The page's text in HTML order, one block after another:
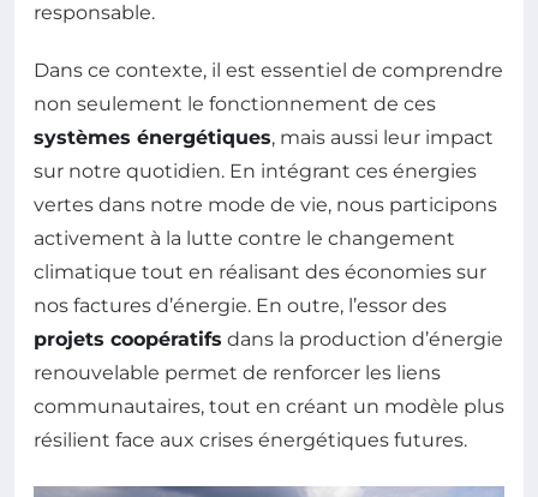
responsable.
Dans ce contexte, il est essentiel de comprendre
non seulement le fonctionnement de ces
systèmes énergétiques, mais aussi leur impact
sur notre quotidien. En intégrant ces énergies
vertes dans notre mode de vie, nous participons
activement à la lutte contre le changement
climatique tout en réalisant des économies sur
nos factures d’énergie. En outre, l’essor des
projets coopératifs dans la production d’énergie
renouvelable permet de renforcer les liens
communautaires, tout en créant un modèle plus
résilient face aux crises énergétiques futures.